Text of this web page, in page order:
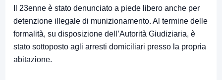
Il 23enne è stato denunciato a piede libero anche per
detenzione illegale di munizionamento. Al termine delle
formalità, su disposizione dell’Autorità Giudiziaria, è
stato sottoposto agli arresti domiciliari presso la propria
abitazione.